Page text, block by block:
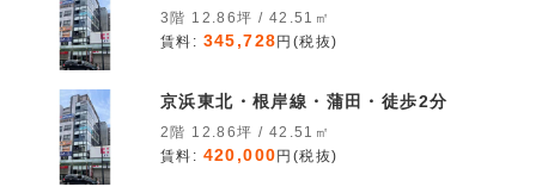
3階 12.86坪 / 42.51㎡
賃料: 345,728 円(税抜)
京浜東北・根岸線・蒲田・徒歩2分
2階 12.86坪 / 42.51㎡
賃料: 420,000 円(税抜)